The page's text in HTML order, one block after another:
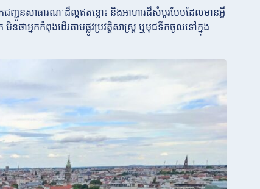
ជូនសាធារណៈដ៏ល្អឥតខ្ចោះ និងអាហារដ៏សំបូរបែបដែលមានអ្វី
ថាអ្នកកំពុងដើរតាមផ្លូវប្រវត្តិសាស្ត្រ ឬមុជទឹកចូលទៅក្នុង